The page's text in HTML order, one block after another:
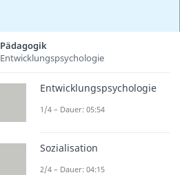
Pädagogik
Entwicklungspsychologie
Entwicklungspsychologie
1/4 – Dauer: 05:54
Sozialisation
2/4 – Dauer: 04:15